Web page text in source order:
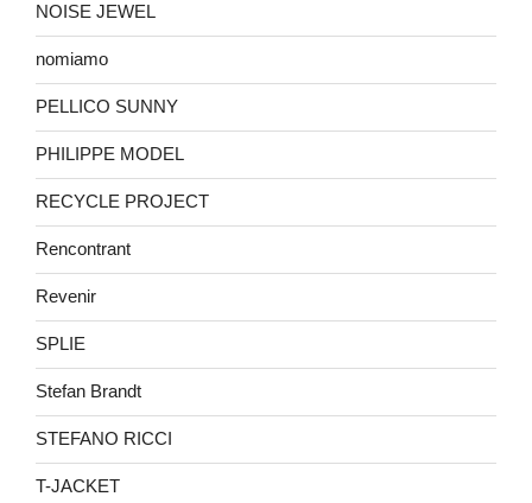
NOISE JEWEL
nomiamo
PELLICO SUNNY
PHILIPPE MODEL
RECYCLE PROJECT
Rencontrant
Revenir
SPLIE
Stefan Brandt
STEFANO RICCI
T-JACKET